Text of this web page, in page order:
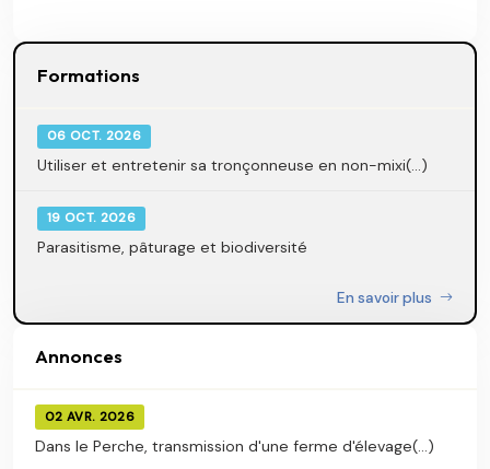
Formations
06 OCT. 2026
Utiliser et entretenir sa tronçonneuse en non-mixi(...)
19 OCT. 2026
Parasitisme, pâturage et biodiversité
En savoir plus
Annonces
02 AVR. 2026
Dans le Perche, transmission d'une ferme d'élevage(...)